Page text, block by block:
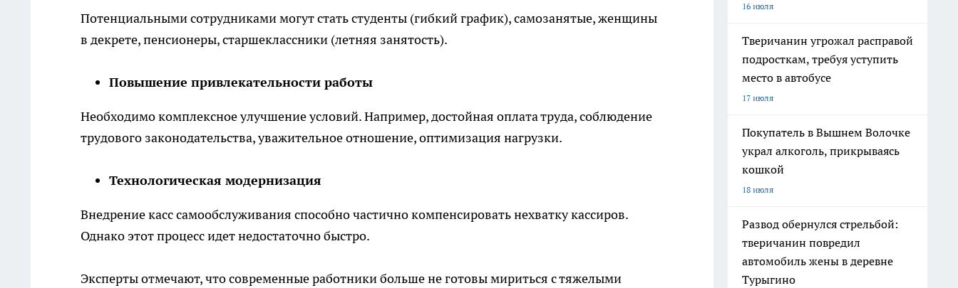
Потенциальными сотрудниками могут стать студенты (гибкий график), самозанятые, женщины
в декрете, пенсионеры, старшеклассники (летняя занятость).
Повышение привлекательности работы
Необходимо комплексное улучшение условий. Например, достойная оплата труда, соблюдение
трудового законодательства, уважительное отношение, оптимизация нагрузки.
Технологическая модернизация
Внедрение касс самообслуживания способно частично компенсировать нехватку кассиров.
Однако этот процесс идет недостаточно быстро.
Эксперты отмечают, что современные работники больше не готовы мириться с тяжелыми
16 июля
Тверичанин угрожал расправой
подросткам, требуя уступить
место в автобусе
17 июля
Покупатель в Вышнем Волочке
украл алкоголь, прикрываясь
кошкой
18 июля
Развод обернулся стрельбой:
тверичанин повредил
автомобиль жены в деревне
Турыгино